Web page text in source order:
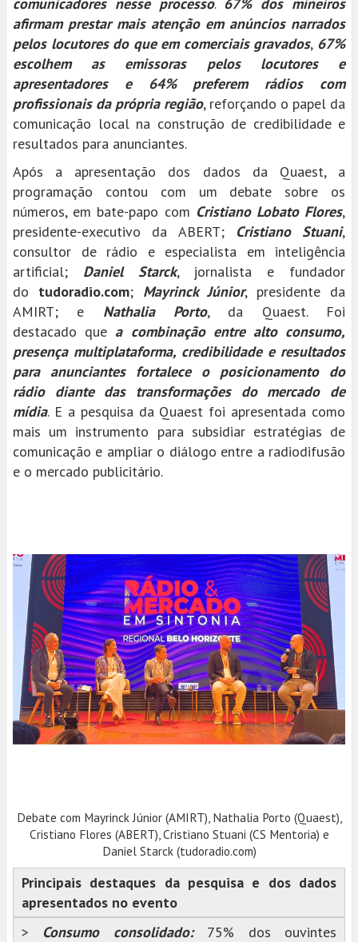
afirmam prestar mais atenção em anúncios narrados
pelos locutores do que em comerciais gravados, 67%
escolhem as emissoras pelos locutores e
apresentadores e 64% preferem rádios com
profissionais da própria região, reforçando o papel da
comunicação local na construção de credibilidade e
resultados para anunciantes.
Após a apresentação dos dados da Quaest, a
programação contou com um debate sobre os
números, em bate-papo com Cristiano Lobato Flores,
presidente-executivo da ABERT; Cristiano Stuani,
consultor de rádio e especialista em inteligência
artificial; Daniel Starck, jornalista e fundador
do tudoradio.com; Mayrinck Júnior, presidente da
AMIRT; e Nathalia Porto, da Quaest. Foi
destacado que a combinação entre alto consumo,
presença multiplataforma, credibilidade e resultados
para anunciantes fortalece o posicionamento do
rádio diante das transformações do mercado de
mídia. E a pesquisa da Quaest foi apresentada como
mais um instrumento para subsidiar estratégias de
comunicação e ampliar o diálogo entre a radiodifusão
e o mercado publicitário.
Debate com Mayrinck Júnior (AMIRT), Nathalia Porto (Quaest),
Cristiano Flores (ABERT), Cristiano Stuani (CS Mentoria) e
Daniel Starck (tudoradio.com)
Principais destaques da pesquisa e dos dados
apresentados no evento
> Consumo consolidado:75% dos ouvintes